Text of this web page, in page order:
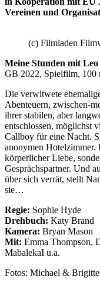
Vereinen und
(c) Filmladen
Meine Stunden mit Leo
GB 2022, Spielfilm, 100
Die verwitwete
Abenteuern, zwischen-
ihrer stabilen, aber
entschlossen, möglichst
Callboy für eine Nacht.
anonymen Hotelzimmer.
körperlicher Liebe,
Gesprächspartner. Und
über sich verrät, stellt
sie…
Regie: Sophie Hyde
Drehbuch: Katy Brand
Kamera: Bryan Mason
Mit: Emma Thompson,
MabalekaI u.a.
Fotos: Michael &